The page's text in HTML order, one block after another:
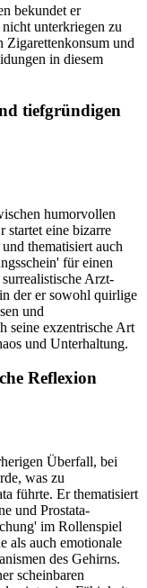
bekundet er
unterkriegen zu
Zigarettenkonsum und
in diesem
tiefgründigen
humorvollen
startet eine bizarre
thematisiert auch
für einen
Arzt-
der er sowohl quirlige
und
seine exzentrische Art
und Unterhaltung.
Reflexion
Überfall, bei
was zu
führte. Er thematisiert
und Prostata-
im Rollenspiel
als auch emotionale
des Gehirns.
scheinbaren